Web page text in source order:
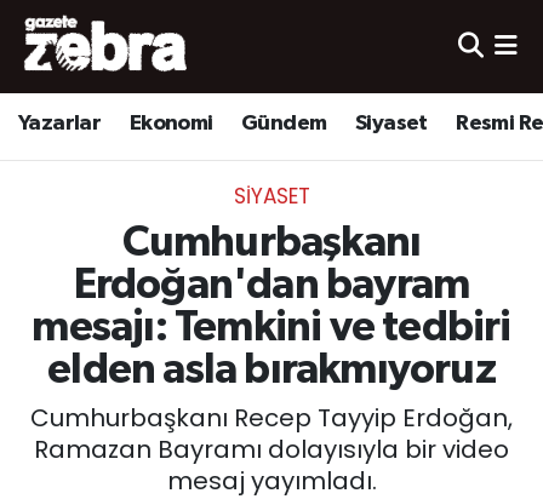
Yazarlar Ekonomi Gündem Siyaset Resmi
SIYASET
Cumhurbaşkanı
Erdoğan'dan bayram
mesajı: Temkini ve tedbiri
elden asla bırakmıyoruz
Cumhurbaşkanı Recep Tayyip Erdoğan,
Ramazan Bayramı dolayısıyla bir video
mesaj yayımladı.
Yazarlar
Ekonomi
Yerel
Spor
Nöbetçi Eczaneler
Hava Durumu
Süper Lig Puan Durumu ve Fikstür
Tüm Manşetler
Son Dakika Haberleri
Haber Arşivi